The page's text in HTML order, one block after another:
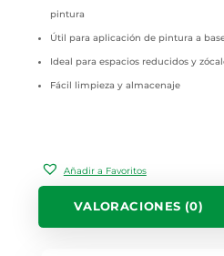
pintura
Útil para aplicación de pintura a
Ideal para espacios reducidos y
Fácil limpieza y almacenaje
Añadir a Favoritos
VALORACIONES (0)